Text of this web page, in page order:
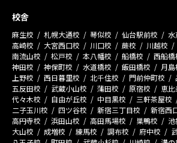
校舎
麻生校 札幌大通校 琴似校 仙台駅前校 水
高崎校
大宮西口校 川口校 蕨校 川越校
南流山校
松戸校 本八幡校 船橋校 西船橋
神田校
神保町校 水道橋校 飯田橋校 月島
上野校
西日暮里校 北千住校 門前仲町校
五反田校
武蔵小山校 蒲田校 原宿校 恵比
代々木校
自由が丘校 中目黒校 三軒茶屋校
二子玉川校
四ツ谷校 新宿三丁目校 新宿西
高円寺校
浜田山校 高田馬場校 巣鴨校
大山校
成増校 練馬校 調布校 府中校